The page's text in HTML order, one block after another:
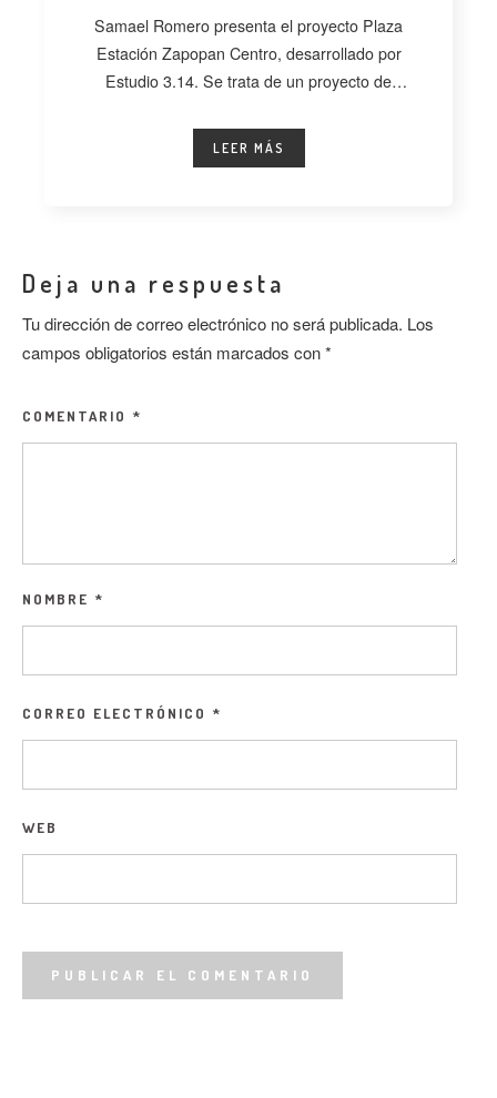
Samael Romero presenta el proyecto Plaza
Estación Zapopan Centro, desarrollado por
Estudio 3.14. Se trata de un proyecto de
LEER MÁS
Deja una respuesta
Tu dirección de correo electrónico no será publicada. Los
campos obligatorios están marcados con*
COMENTARIO *
NOMBRE *
CORREO ELECTRÓNICO *
WEB